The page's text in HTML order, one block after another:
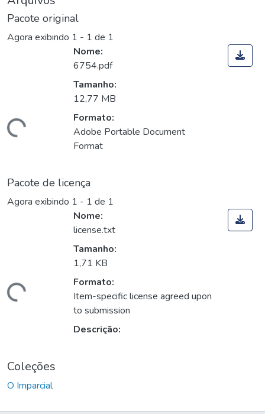
Pacote original
Agora exibindo 1 - 1 de 1
Carregando...
Nome:
6754.pdf
Tamanho:
12,77 MB
Formato:
Adobe Portable Document
Format
Pacote de licença
Agora exibindo 1 - 1 de 1
Carregando...
Nome:
license.txt
Tamanho:
1,71 KB
Formato:
Item-specific license agreed upon
to submission
Descrição:
Coleções
O Imparcial